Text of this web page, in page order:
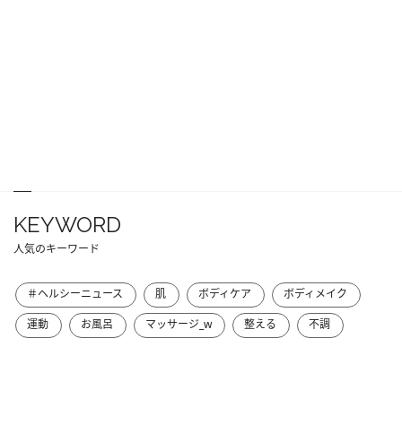
KEYWORD
人気のキーワード
＃ヘルシーニュース 肌 ボディケア
ボディメイク
運動
お風呂 マッサージ_w 整える 不調